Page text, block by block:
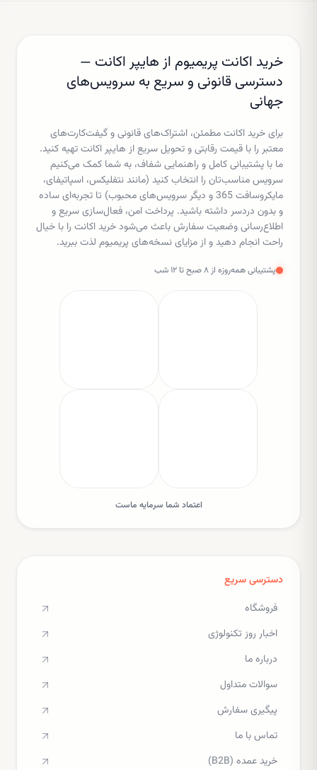
خرید اکانت پریمیوم از هایپر اکانت —
دسترسی قانونی و سریع به سرویس‌های
جهانی
برای خرید اکانت مطمئن، اشتراک‌های قانونی و گیفت‌کارت‌های
معتبر را با قیمت رقابتی و تحویل سریع از هایپر اکانت تهیه کنید.
ما با پشتیبانی کامل و راهنمایی شفاف، به شما کمک می‌کنیم
سرویس مناسب‌تان را انتخاب کنید (مانند نتفلیکس، اسپاتیفای،
مایکروسافت 365 و دیگر سرویس‌های محبوب) تا تجربه‌ای ساده
و بدون دردسر داشته باشید. پرداخت امن، فعال‌سازی سریع و
اطلاع‌رسانی وضعیت سفارش باعث می‌شود خرید اکانت را با خیال
راحت انجام دهید و از مزایای نسخه‌های پریمیوم لذت ببرید.
پشتیبانی همه‌روزه از ۸ صبح تا ۱۲ شب
اعتماد شما سرمایه ماست
دسترسی سریع
فروشگاه
اخبار روز تکنولوژی
درباره ما
سوالات متداول
پیگیری سفارش
تماس با ما
خرید عمده (B2B)